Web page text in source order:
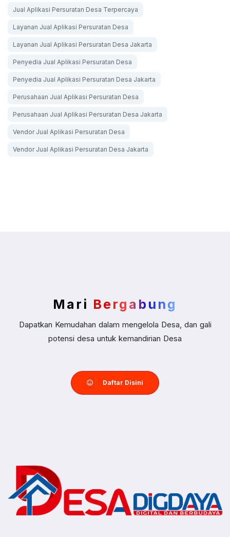
Jual Aplikasi Persuratan Desa Terpercaya
Layanan Jual Aplikasi Persuratan Desa
Layanan Jual Aplikasi Persuratan Desa Jakarta
Penyedia Jual Aplikasi Persuratan Desa
Penyedia Jual Aplikasi Persuratan Desa Jakarta
Perusahaan Jual Aplikasi Persuratan Desa
Perusahaan Jual Aplikasi Persuratan Desa Jakarta
Vendor Jual Aplikasi Persuratan Desa
Vendor Jual Aplikasi Persuratan Desa Jakarta
Mari Bergabung
Dapatkan Kemudahan dalam mengelola Desa, dan gali
potensi desa untuk kemandirian Desa
Daftar Disini